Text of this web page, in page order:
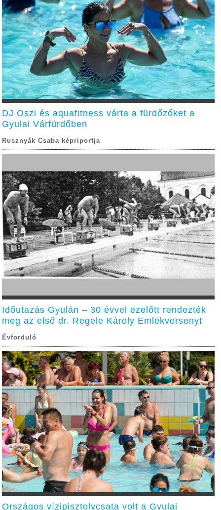
DJ Oszi és aquafitness várta a fürdőzőket a
Gyulai Várfürdőben
Rusznyák Csaba képriportja
Időutazás Gyulán – 30 évvel ezelőtt rendezték
meg az első dr. Regele Károly Emlékversenyt
Évforduló
Országos vízipisztolycsata volt a Gyulai